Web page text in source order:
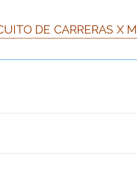
DE CARRERAS X